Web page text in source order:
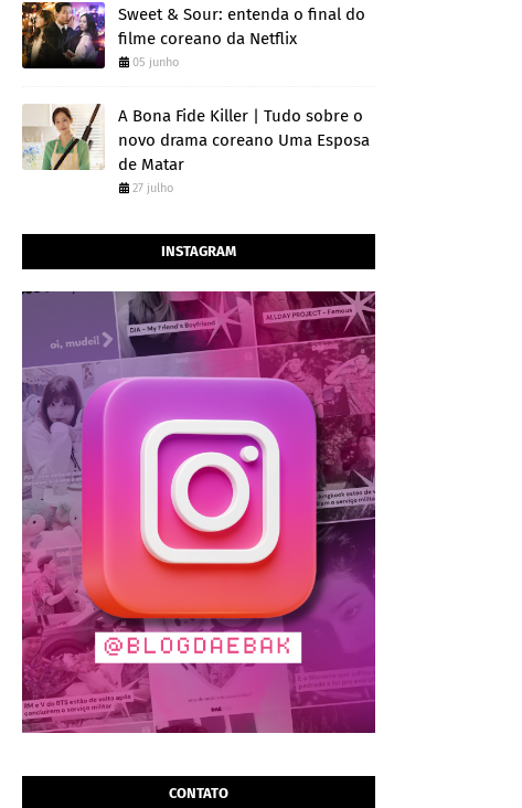
Sweet & Sour: entenda o final do
filme coreano da Netflix
05 junho
A Bona Fide Killer | Tudo sobre o
novo drama coreano Uma Esposa
de Matar
27 julho
INSTAGRAM
CONTATO